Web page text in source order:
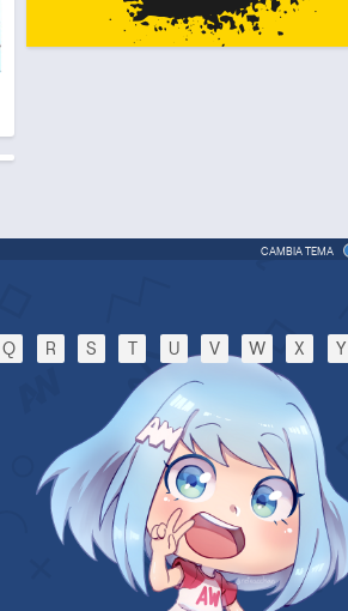
Heartcatch Pretty Cure! - Un
lupo mannaro a Parigi (ITA)
Suite Pretty Cure♪ – Il film:
Riprendiamola! La melodia dei
miracoli che collega i cuori♪
Movie - 2011 - 1h e 11 min/ep
Pretty Cure All Stars New Stage
– Il film: Amici del futuro
Movie - 2012 - 1h e 13 min/ep
Smile Pretty Cure! (ITA)
CAMBIA TEMA
Q R S T U V W X
Y